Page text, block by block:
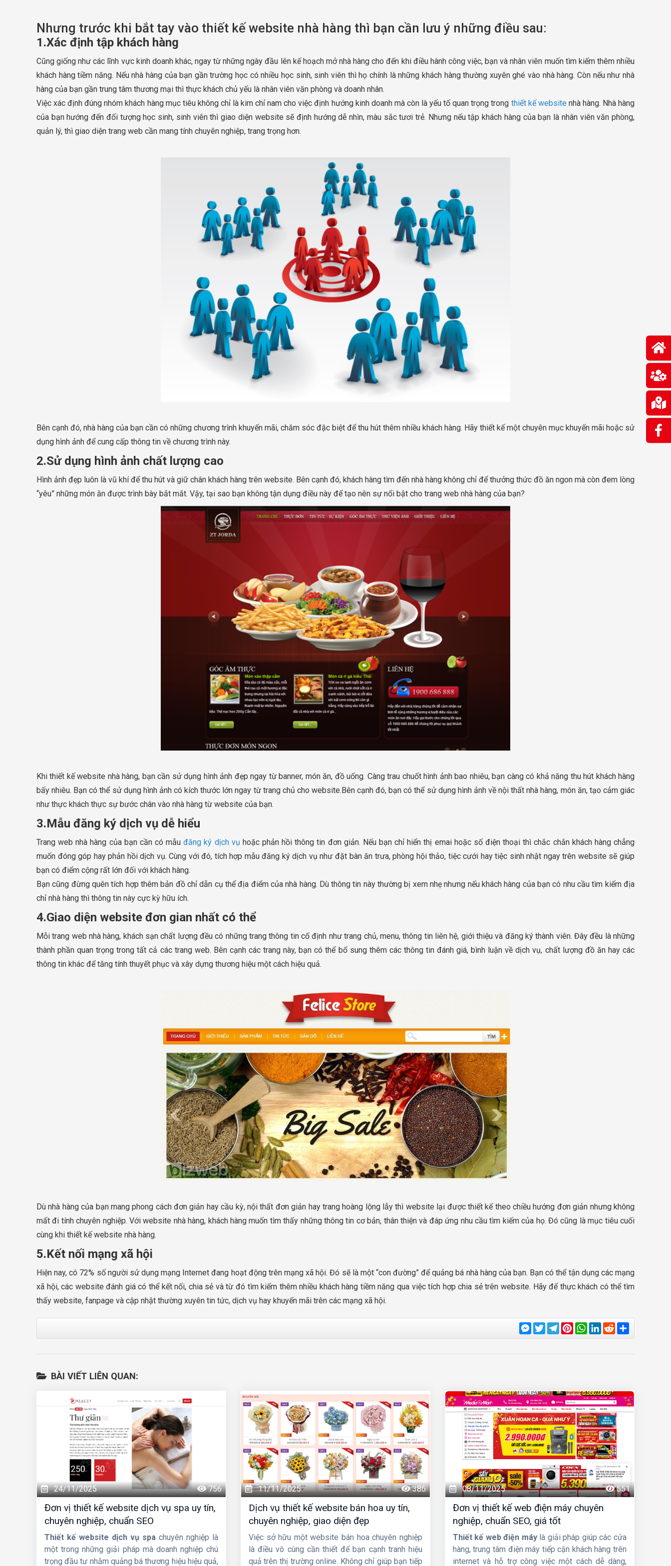
Nhưng trước khi bắt tay vào thiết kế website nhà hàng thì bạn cần lưu ý những điều sau:
1.Xác định tập khách hàng
Cũng giống như các lĩnh vực kinh doanh khác, ngay từ những ngày đầu lên kế hoạch mở nhà hàng cho đến khi điều hành công việc, bạn và nhân viên muốn tìm kiếm thêm nhiều
khách hàng tiềm năng. Nếu nhà hàng của bạn gần trường học có nhiều học sinh, sinh viên thì họ chính là những khách hàng thường xuyên ghé vào nhà hàng. Còn nếu như nhà
hàng của bạn gần trung tâm thương mại thì thực khách chủ yếu là nhân viên văn phòng và doanh nhân.
Việc xác định đúng nhóm khách hàng mục tiêu không chỉ là kim chỉ nam cho việc định hướng kinh doanh mà còn là yếu tố quan trọng trong thiết kế website nhà hàng. Nhà hàng
của bạn hướng đến đối tượng học sinh, sinh viên thì giao diện website sẽ định hướng dễ nhìn, màu sắc tươi trẻ. Nhưng nếu tập khách hàng của bạn là nhân viên văn phòng,
quản lý, thì giao diện trang web cần mang tính chuyên nghiệp, trang trọng hơn.
Bên cạnh đó, nhà hàng của bạn cần có những chương trình khuyến mãi, chăm sóc đặc biệt để thu hút thêm nhiều khách hàng. Hãy thiết kế một chuyên mục khuyến mãi hoặc sử
dụng hình ảnh để cung cấp thông tin về chương trình này.
2.Sử dụng hình ảnh chất lượng cao
Hình ảnh đẹp luôn là vũ khí để thu hút và giữ chân khách hàng trên website. Bên cạnh đó, khách hàng tìm đến nhà hàng không chỉ để thưởng thức đồ ăn ngon mà còn đem lòng
“yêu” những món ăn được trình bày bắt mắt. Vậy, tại sao bạn không tận dụng điều này để tạo nên sự nổi bật cho trang web nhà hàng của bạn?
Khi thiết kế website nhà hàng, bạn cần sử dụng hình ảnh đẹp ngay từ banner, món ăn, đồ uống. Càng trau chuốt hình ảnh bao nhiêu, bạn càng có khả năng thu hút khách hàng
bấy nhiêu. Bạn có thể sử dụng hình ảnh có kích thước lớn ngay từ trang chủ cho website.Bên cạnh đó, bạn có thể sử dụng hình ảnh về nội thất nhà hàng, món ăn, tạo cảm giác
như thực khách thực sự bước chân vào nhà hàng từ website của bạn.
3.Mẫu đăng ký dịch vụ dễ hiểu
Trang web nhà hàng của bạn cần có mẫuđăng ký dịch vụ hoặc phản hồi thông tin đơn giản. Nếu bạn chỉ hiển thị emai hoặc số điện thoại thì chắc chắn khách hàng chẳng
muốn đóng góp hay phản hồi dịch vụ. Cùng với đó, tích hợp mẫu đăng ký dịch vụ như đặt bàn ăn trưa, phòng hội thảo, tiệc cưới hay tiệc sinh nhật ngay trên website sẽ giúp
bạn có điểm cộng rất lớn đối với khách hàng.
Bạn cũng đừng quên tích hợp thêm bản đồ chỉ dẫn cụ thể địa điểm của nhà hàng. Dù thông tin này thường bị xem nhẹ nhưng nếu khách hàng của bạn có nhu cầu tìm kiếm địa
chỉ nhà hàng thì thông tin này cực kỳ hữu ích.
4.Giao diện website đơn gian nhất có thể
Mỗi trang web nhà hàng, khách sạn chất lượng đều có những trang thông tin cố định như trang chủ, menu, thông tin liên hệ, giới thiệu và đăng ký thành viên. Đây đều là những
thành phần quan trọng trong tất cả các trang web. Bên cạnh các trang này, bạn có thể bổ sung thêm các thông tin đánh giá, bình luận về dịch vụ, chất lượng đồ ăn hay các
thông tin khác để tăng tính thuyết phục và xây dựng thương hiệu một cách hiệu quả.
Dù nhà hàng của bạn mang phong cách đơn giản hay cầu kỳ, nội thất đơn giản hay trang hoàng lộng lẫy thì website lại được thiết kế theo chiều hướng đơn giản nhưng không
mất đi tính chuyên nghiệp. Với website nhà hàng, khách hàng muốn tìm thấy những thông tin cơ bản, thân thiện và đáp ứng nhu cầu tìm kiếm của họ. Đó cũng là mục tiêu cuối
cùng khi thiết kế website nhà hàng.
5.Kết nối mạng xã hội
Hiện nay, có 72% số người sử dụng mạng Internet đang hoạt động trên mạng xã hội. Đó sẽ là một “con đường” để quảng bá nhà hàng của bạn. Bạn có thể tận dụng các mạng
xã hội, các website đánh giá có thể kết nối, chia sẻ và từ đó tìm kiếm thêm nhiều khách hàng tiềm năng qua việc tích hợp chia sẻ trên website. Hãy để thực khách có thể tìm
thấy website, fanpage và cập nhật thường xuyên tin tức, dịch vụ hay khuyến mãi trên các mạng xã hội.
Messenger
TwitterTelegram
Pinterest
WhatsApp
LinkedIn
Reddit
BÀI VIẾT LIÊN QUAN:
24/11/2025 756
Đơn vị thiết kế website dịch vụ spa uy tín,
chuyên nghiệp, chuẩn SEO
Thiết kế website dịch vụ spa chuyên nghiệp là
một trong những giải pháp mà doanh nghiệp chú
trọng đầu tư nhằm quảng bá thương hiệu hiệu quả,
11/11/2025 386
Dịch vụ thiết kế website bán hoa uy tín,
chuyên nghiệp, giao diện đẹp
Việc sở hữu một website bán hoa chuyên nghiệp
là điều vô cùng cần thiết để bạn cạnh tranh hiệu
quả trên thị trường online. Không chỉ giúp bạn tiếp
08/11/2025 551
Đơn vị thiết kế web điện máy chuyên
nghiệp, chuẩn SEO, giá tốt
Thiết kế web điện máylà giải pháp giúp các cửa
hàng, trung tâm điện máy tiếp cận khách hàng trên
internet và hỗ trợ công việc một cách dễ dàng,